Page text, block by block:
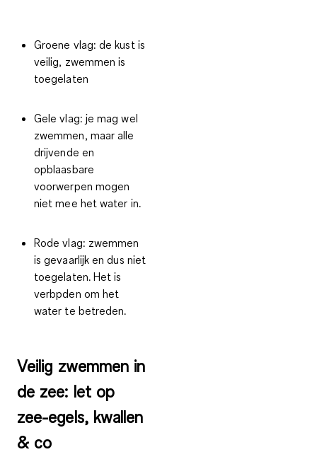
Groene vlag: de kust is
veilig, zwemmen is
toegelaten
Gele vlag: je mag wel
zwemmen, maar alle
drijvende en
opblaasbare
voorwerpen mogen
niet mee het water in.
Rode vlag: zwemmen
is gevaarlijk en dus niet
toegelaten. Het is
verbpden om het
water te betreden.
Veilig zwemmen in
de zee: let op
zee-egels, kwallen
& co